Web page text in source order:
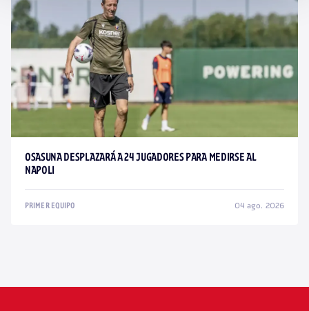
OSASUNA DESPLAZARÁ A 24 JUGADORES PARA MEDIRSE AL
NAPOLI
PRIMER EQUIPO 04 ago. 2026